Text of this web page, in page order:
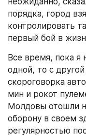
порядка, город
контролировать
первый бой в
Все время, пока я
одной, то с
скороговорка
мин и рокот
Молдовы отошли
оборону в своем
регулярностью